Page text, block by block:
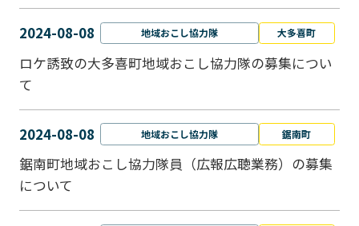
2024-08-08 地域おこし協力隊 大多喜町
ロケ誘致の大多喜町地域おこし協力隊の募集につい
て
2024-08-08 地域おこし協力隊 鋸南町
鋸南町地域おこし協力隊員（広報広聴業務）の募集
について